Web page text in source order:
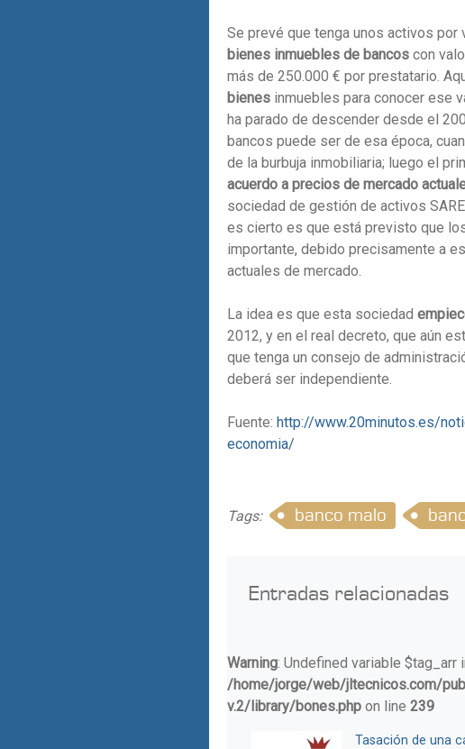
Se prevé que tenga unos activos
bienes inmuebles de bancos con
más de 250.000 € por prestatario.
bienes inmuebles para conocer ese
ha parado de descender desde el
bancos puede ser de esa época,
de la burbuja inmobiliaria; luego el
acuerdo a precios de mercado
sociedad de gestión de activos
es cierto es que está previsto que
importante, debido precisamente a
actuales de mercado.
La idea es que esta sociedad
2012, y en el real decreto, que aún
que tenga un consejo de
deberá ser independiente.
Fuente: http://www.20minutos.es/
economia/
Tags: banco malo
Entradas relacionadas
Warning: Undefined variable $tag_arr
/home/jorge/web/jltecnicos.com/
v.2/library/bones.php on line 239
Tasación de una